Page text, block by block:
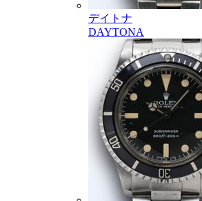
デイトナ
DAYTONA